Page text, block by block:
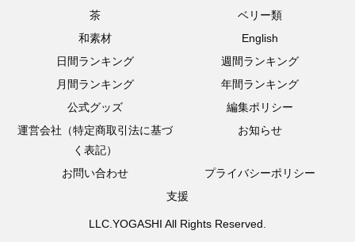
茶
ベリー類
和素材
English
日間ランキング
週間ランキング
月間ランキング
年間ランキング
公式グッズ
編集ポリシー
運営会社（特定商取引法に基づ
く表記）
お知らせ
お問い合わせ
プライバシーポリシー
支援
LLC.YOGASHI All Rights Reserved.